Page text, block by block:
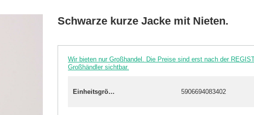
Schwarze kurze Jacke mit Nieten.
Wir bieten nur Großhandel. Die Preise sind erst nach der
Großhändler sichtbar.
Einheitsgröße 5906694083402